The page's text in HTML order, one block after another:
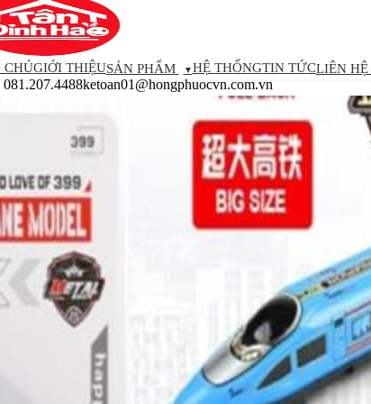
CHỦGIỚI THIỆUSẢN PHẨM ▼HỆ THỐNGTIN TỨCLIÊN HỆ
081.207.4488ketoan01@hongphuocvn.com.vn